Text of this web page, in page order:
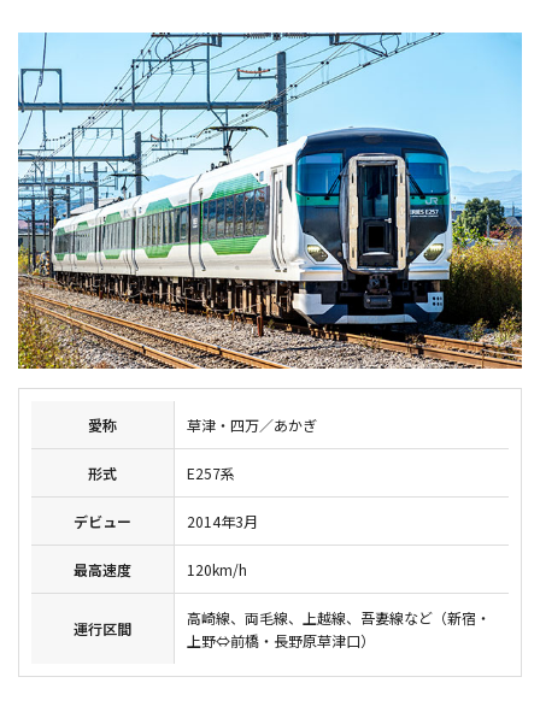
愛称 草津・四万／あかぎ
形式 E257系
デビュー 2014年3月
最高速度 120km/h
運行区間
高崎線、両毛線、上越線、吾妻線など（新宿・
上野⇔前橋・長野原草津口）